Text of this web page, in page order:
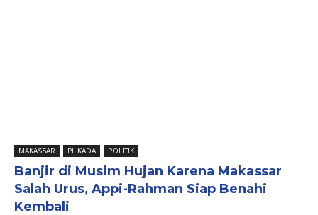
MAKASSAR PILKADA POLITIK
Banjir di Musim Hujan Karena Makassar
Salah Urus, Appi-Rahman Siap Benahi
Kembali